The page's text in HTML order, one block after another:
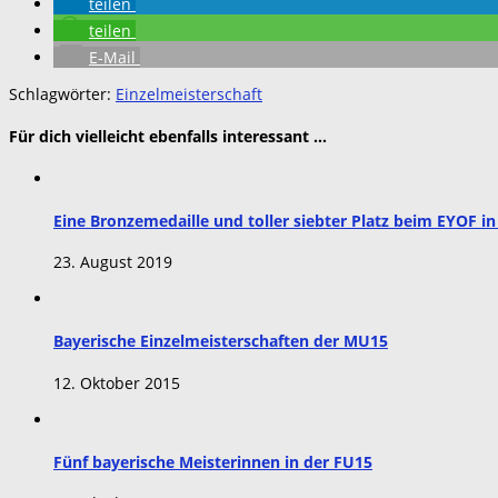
teilen
E-Mail
Schlagwörter: Einzelmeisterschaft
Für dich vielleicht ebenfalls interessant …
Eine Bronzemedaille und toller siebter Platz beim EYOF
23. August 2019
Bayerische Einzelmeisterschaften der MU15
12. Oktober 2015
Fünf bayerische Meisterinnen in der FU15